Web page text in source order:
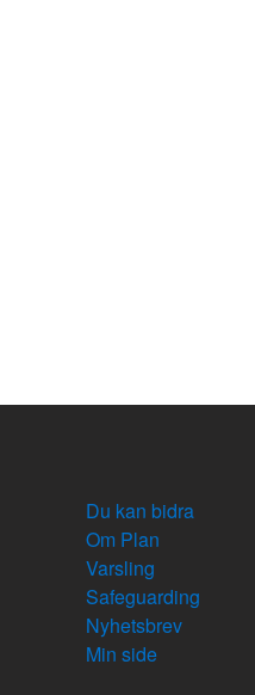
Du kan bidra
Om Plan
Varsling
Safeguarding
Nyhetsbrev
Min side